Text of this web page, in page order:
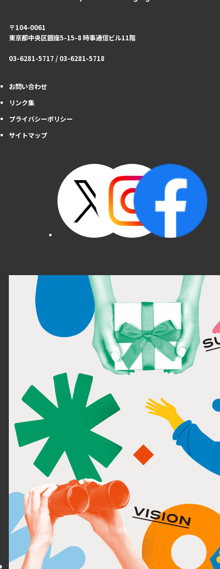
〒104-0061
東京都中央区銀座5-15-8 時事通信ビル11階
03-6281-5717 / 03-6281-5718
お問い合わせ
リンク集
プライバシーポリシー
サイトマップ